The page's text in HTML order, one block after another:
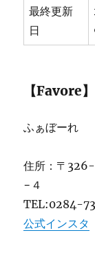
最終更新
日
【Favore
ふぁぼーれ
住所：〒326-
−４
TEL:0284-
公式インスタ